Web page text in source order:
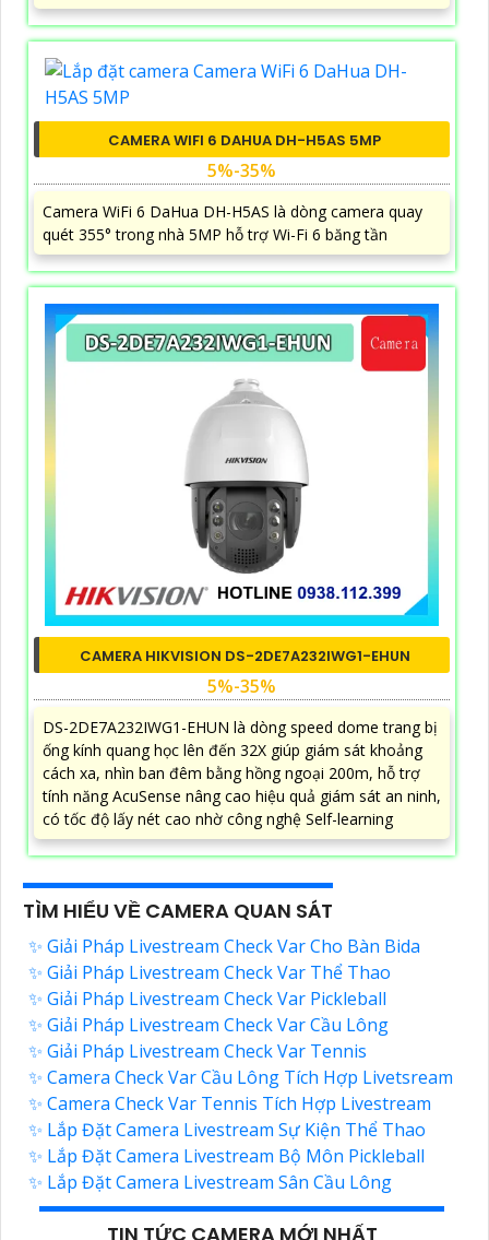
CAMERA WIFI 6 DAHUA DH-H5AS 5MP
5%-35%
Camera WiFi 6 DaHua DH-H5AS là dòng camera quay
quét 355° trong nhà 5MP hỗ trợ Wi-Fi 6 băng tần
CAMERA HIKVISION DS-2DE7A232IWG1-EHUN
5%-35%
DS-2DE7A232IWG1-EHUN là dòng speed dome trang bị
ống kính quang học lên đến 32X giúp giám sát khoảng
cách xa, nhìn ban đêm bằng hồng ngoại 200m, hỗ trợ
tính năng AcuSense nâng cao hiệu quả giám sát an ninh,
có tốc độ lấy nét cao nhờ công nghệ Self-learning
TÌM HIỂU VỀ CAMERA QUAN SÁT
✨ Giải Pháp Livestream Check Var Cho Bàn Bida
✨ Giải Pháp Livestream Check Var Thể Thao
✨ Giải Pháp Livestream Check Var Pickleball
✨ Giải Pháp Livestream Check Var Cầu Lông
✨ Giải Pháp Livestream Check Var Tennis
✨ Camera Check Var Cầu Lông Tích Hợp Livetsream
✨ Camera Check Var Tennis Tích Hợp Livestream
✨ Lắp Đặt Camera Livestream Sự Kiện Thể Thao
✨ Lắp Đặt Camera Livestream Bộ Môn Pickleball
✨ Lắp Đặt Camera Livestream Sân Cầu Lông
TIN TỨC CAMERA MỚI NHẤT